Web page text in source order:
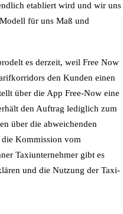
etabliert wird und wir uns
für uns Maß und
es derzeit, weil Free Now
den Kunden einen
über die App Free-Now eine
den Auftrag lediglich zum
über die abweichenden
Kommission vom
Taxiunternehmer gibt es
und die Nutzung der Taxi-